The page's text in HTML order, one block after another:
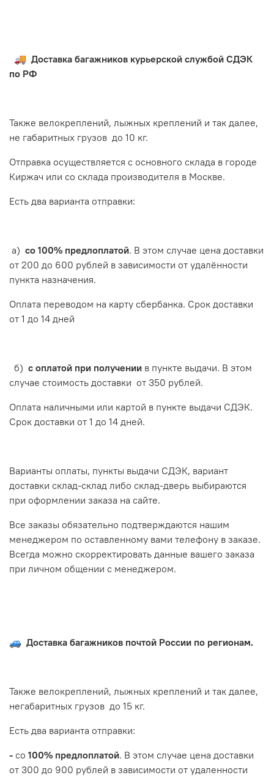
🚚 Доставка багажников курьерской службой СДЭК
по РФ
Также велокреплений, лыжных креплений и так далее,
не габаритных грузов до 10 кг.
Отправка осуществляется с основного склада в городе
Киржач или со склада производителя в Москве.
Есть два варианта отправки:
а) со 100% предлоплатой. В этом случае цена доставки
от 200 до 600 рублей в зависимости от удалённости
пункта назначения.
Оплата переводом на карту сбербанка. Срок доставки
от 1 до 14 дней
б) с оплатой при получении в пункте выдачи. В этом
случае стоимость доставки от 350 рублей.
Оплата наличными или картой в пункте выдачи СДЭК.
Срок доставки от 1 до 14 дней.
Варианты оплаты, пункты выдачи СДЭК, вариант
доставки склад-склад либо склад-дверь выбираются
при оформлении заказа на сайте.
Все заказы обязательно подтверждаются нашим
менеджером по оставленному вами телефону в заказе.
Всегда можно скорректировать данные вашего заказа
при личном общении с менеджером.
🚙 Доставка багажников почтой России по регионам.
Также велокреплений, лыжных креплений и так далее,
негабаритных грузов до 15 кг.
Есть два варианта отправки:
- со 100% предлоплатой. В этом случае цена доставки
от 300 до 900 рублей в зависимости от удаленности